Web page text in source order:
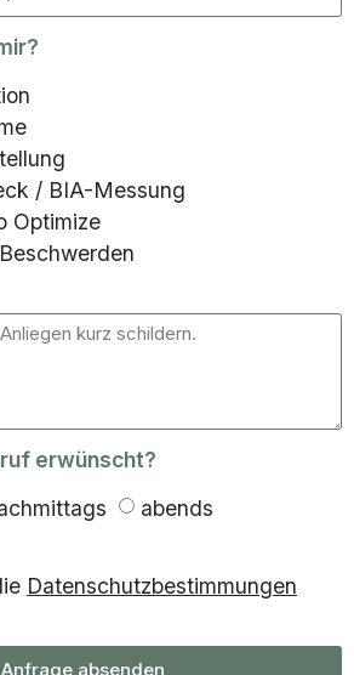
/ BIA-Messung
Optimize
erwünscht?
abends
Datenschutzbestimmungen
Anfrage absenden